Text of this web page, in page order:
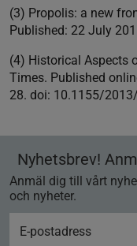
(3) Propolis: a new
Published: 22 July
(4) Historical Aspects
Times. Published
28. doi: 10.1155/
Nyhetsbrev!
Anmäl dig till vårt
och nyheter.